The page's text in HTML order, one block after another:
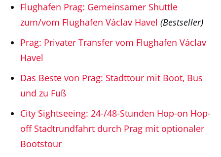
Flughafen Prag: Gemeinsamer Shuttle
zum/vom Flughafen Václav Havel (Bestseller)
Prag: Privater Transfer vom Flughafen Václav
Havel
Das Beste von Prag: Stadttour mit Boot, Bus
und zu Fuß
City Sightseeing: 24-/48-Stunden Hop-on Hop-
off Stadtrundfahrt durch Prag mit optionaler
Bootstour